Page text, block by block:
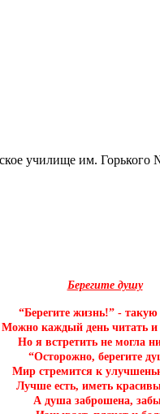
Горького №1,
Берегите душу
“Берегите жизнь!” - такую
Можно каждый день читать и
Но я встретить не могла
“Осторожно, берегите
Мир стремится к
Лучше есть, иметь
А душа заброшена,